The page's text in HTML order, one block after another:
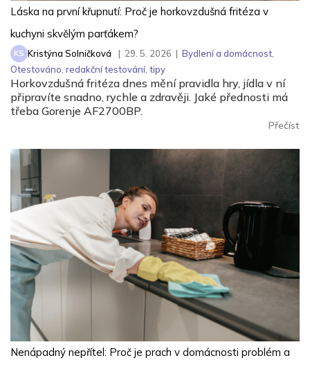
Láska na první křupnutí: Proč je horkovzdušná fritéza v
kuchyni skvělým parťákem?
KS Kristýna Solničková | 29. 5. 2026 | Bydlení a domácnost
Otestováno redakční testování, tipy
Horkovzdušná fritéza dnes mění pravidla hry, jídla v ní
připravíte snadno, rychle a zdravěji. Jaké přednosti má
třeba Gorenje AF2700BP.
Přečíst
Nenápadný nepřítel: Proč je prach v domácnosti problém a